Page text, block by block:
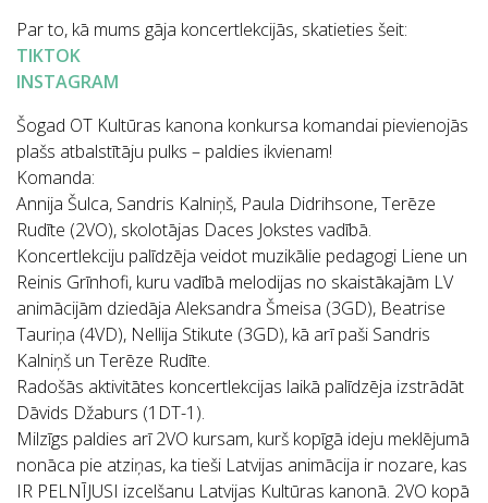
Par to, kā mums gāja koncertlekcijās, skatieties šeit:
TIKTOK
INSTAGRAM
Šogad OT Kultūras kanona konkursa komandai pievienojās
plašs atbalstītāju pulks – paldies ikvienam!
Komanda:
Annija Šulca, Sandris Kalniņš, Paula Didrihsone, Terēze
Rudīte (2VO), skolotājas Daces Jokstes vadībā.
Koncertlekciju palīdzēja veidot muzikālie pedagogi Liene un
Reinis Grīnhofi, kuru vadībā melodijas no skaistākajām LV
animācijām dziedāja Aleksandra Šmeisa (3GD), Beatrise
Tauriņa (4VD), Nellija Stikute (3GD), kā arī paši Sandris
Kalniņš un Terēze Rudīte.
Radošās aktivitātes koncertlekcijas laikā palīdzēja izstrādāt
Dāvids Džaburs (1DT-1).
Milzīgs paldies arī 2VO kursam, kurš kopīgā ideju meklējumā
nonāca pie atziņas, ka tieši Latvijas animācija ir nozare, kas
IR PELNĪJUSI izcelšanu Latvijas Kultūras kanonā. 2VO kopā